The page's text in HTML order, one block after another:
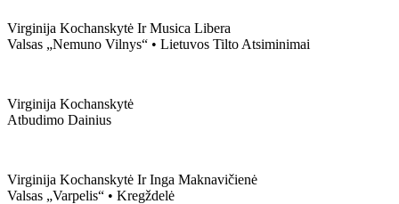
Virginija Kochanskytė Ir Musica Libera
Valsas „nemuno Vilnys“ • Lietuvos Tilto Atsiminimai
Virginija Kochanskytė
Atbudimo Dainius
Virginija Kochanskytė Ir Inga Maknavičienė
Valsas „varpelis“ • Kregždelė